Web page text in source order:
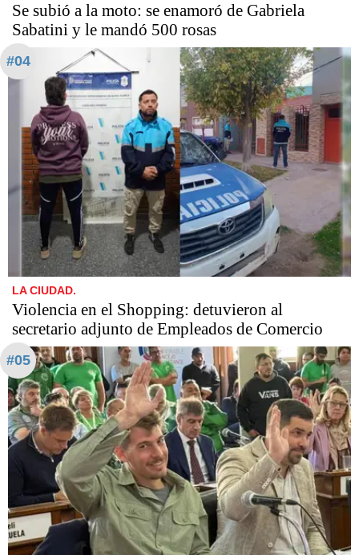
Se subió a la moto: se enamoró de Gabriela
Sabatini y le mandó 500 rosas
#04
LA CIUDAD.
Violencia en el Shopping: detuvieron al
secretario adjunto de Empleados de Comercio
#05